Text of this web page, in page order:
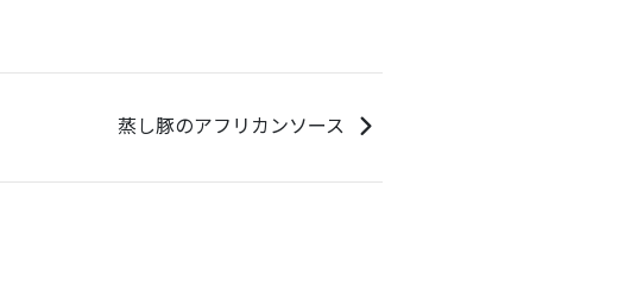
蒸し豚のアフリカンソース